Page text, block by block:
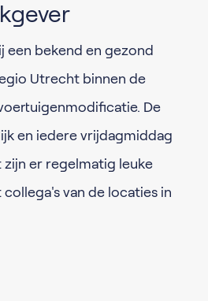
een bekend en gezond
Utrecht binnen de
De
en iedere vrijdagmiddag
zijn er regelmatig leuke
van de locaties in